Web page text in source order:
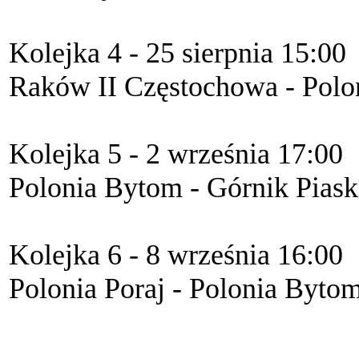
Kolejka 4 - 25 sierpnia 15:00
Raków II Częstochowa -
Kolejka 5 - 2 września 17:00
Polonia Bytom - Górnik
Kolejka 6 - 8 września 16:00
Polonia Poraj - Polonia